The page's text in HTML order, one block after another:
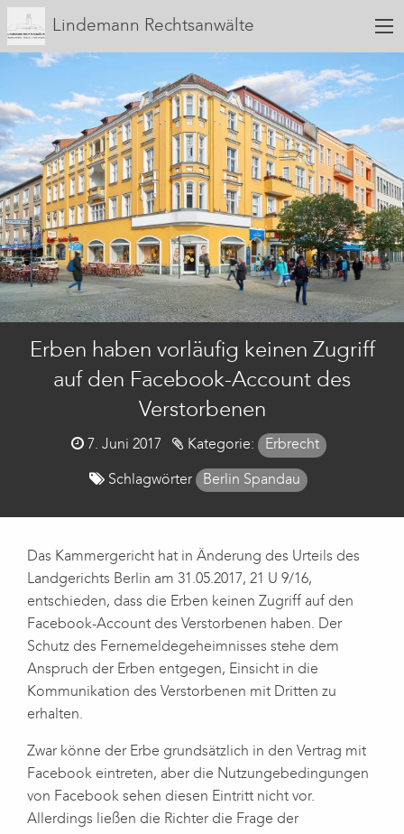
Lindemann Rechtsanwälte
Erben haben vorläufig keinen Zugriff
auf den Facebook-Account des
Verstorbenen
Posted
7. Juni 2017 Kategorie: Erbrecht
Schlagwörter Berlin Spandau
Das Kammergericht hat in Änderung des Urteils des
Landgerichts Berlin am 31.05.2017, 21 U 9/16,
entschieden, dass die Erben keinen Zugriff auf den
Facebook-Account des Verstorbenen haben. Der
Schutz des Fernemeldegeheimnisses stehe dem
Anspruch der Erben entgegen, Einsicht in die
Kommunikation des Verstorbenen mit Dritten zu
erhalten.
Zwar könne der Erbe grundsätzlich in den Vertrag mit
Facebook eintreten, aber die Nutzungebedingungen
von Facebook sehen diesen Eintritt nicht vor.
Allerdings ließen die Richter die Frage der